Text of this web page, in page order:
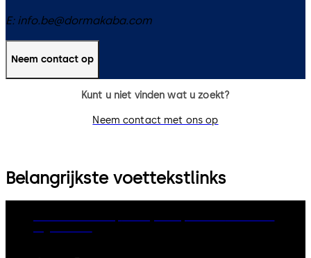
E: info.be@dormakaba.com
Neem contact op
Kunt u niet vinden wat u zoekt?
Neem contact met ons op
Belangrijkste voettekstlinks